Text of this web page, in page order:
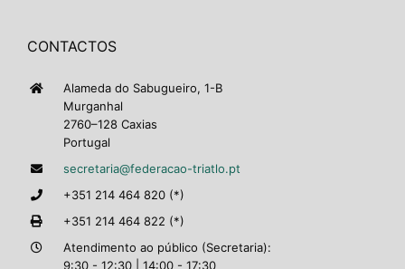
CONTACTOS
Alameda do Sabugueiro, 1-B
Murganhal
2760–128 Caxias
Portugal
secretaria@federacao-triatlo.pt
+351 214 464 820 (*)
+351 214 464 822 (*)
Atendimento ao público (Secretaria):
9:30 - 12:30 | 14:00 - 17:30